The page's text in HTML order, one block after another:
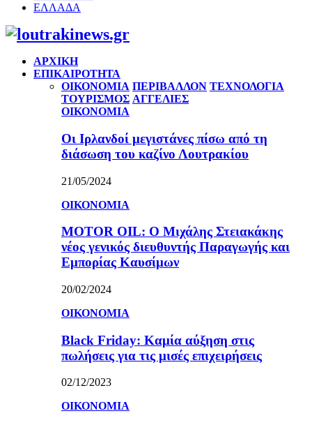
ΕΛΛΑΔΑ
Facebook
Twitter
Instagram
Pinterest
Youtube
ΑΡΧΙΚΗ
ΕΠΙΚΑΙΡΟΤΗΤΑ
ΟΙΚΟΝΟΜΙΑ ΠΕΡΙΒΑΛΛΟΝ ΤΕΧΝΟΛΟΓΙΑ
ΤΟΥΡΙΣΜΟΣ ΑΓΓΕΛΙΕΣ
ΟΙΚΟΝΟΜΙΑ
Οι Ιρλανδοί μεγιστάνες πίσω από τη
διάσωση του καζίνο Λουτρακίου
21/05/2024
ΟΙΚΟΝΟΜΙΑ
MOTOR OIL: Ο Μιχάλης Στειακάκης
νέος γενικός διευθυντής Παραγωγής και
Εμπορίας Καυσίμων
20/02/2024
ΟΙΚΟΝΟΜΙΑ
Black Friday: Καμία αύξηση στις
πωλήσεις για τις μισές επιχειρήσεις
02/12/2023
ΟΙΚΟΝΟΜΙΑ